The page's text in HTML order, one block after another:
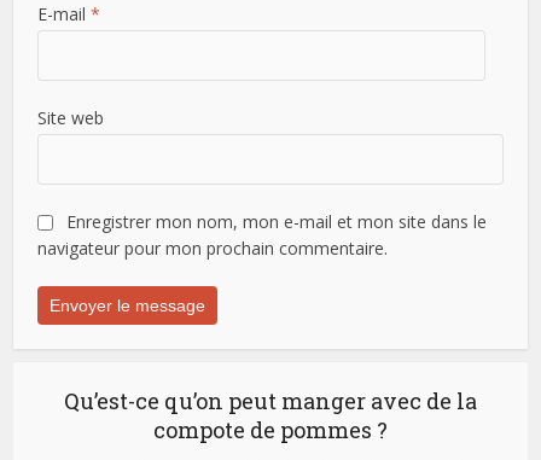
E-mail*
Site web
Enregistrer mon nom, mon e-mail et mon site dans le
navigateur pour mon prochain commentaire.
Qu’est-ce qu’on peut manger avec de la
compote de pommes ?